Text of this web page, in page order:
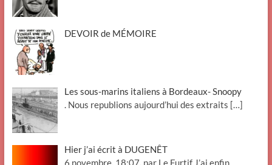
DEVOIR de MÉMOIRE
Les sous-marins italiens à Bordeaux- Snoopy
. Nous republions aujourd’hui des extraits […]
Hier j’ai écrit à DUGENÊT
6 novembre, 18:07, par Le Furtif J’ai enfin